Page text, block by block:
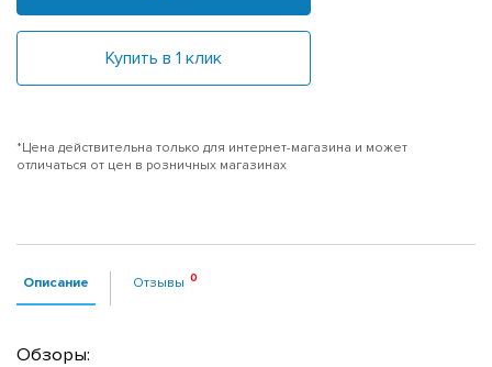
Купить в 1 клик
*Цена действительна только для интернет-магазина и может
отличаться от цен в розничных магазинах
Описание Отзывы
Обзоры: